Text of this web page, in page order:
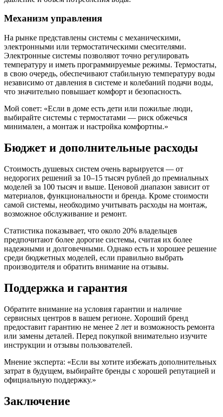
Механизм управления
На рынке представлены системы с механическими,
электронными или термостатическими смесителями.
Электронные системы позволяют точно регулировать
температуру и иметь программируемые режимы. Термостаты,
в свою очередь, обеспечивают стабильную температуру воды
независимо от давления в системе и колебаний подачи воды,
что значительно повышает комфорт и безопасность.
Мой совет: «Если в доме есть дети или пожилые люди,
выбирайте системы с термостатами — риск обжечься
минимален, а монтаж и настройка комфортны.»
Бюджет и дополнительные расходы
Стоимость душевых систем очень варьируется — от
недорогих решений за 10–15 тысяч рублей до премиальных
моделей за 100 тысяч и выше. Ценовой диапазон зависит от
материалов, функциональности и бренда. Кроме стоимости
самой системы, необходимо учитывать расходы на монтаж,
возможное обслуживание и ремонт.
Статистика показывает, что около 20% владельцев
предпочитают более дорогие системы, считая их более
надежными и долговечными. Однако есть и хорошее решение
среди бюджетных моделей, если правильно выбрать
производителя и обратить внимание на отзывы.
Поддержка и гарантия
Обратите внимание на условия гарантии и наличие
сервисных центров в вашем регионе. Хороший бренд
предоставит гарантию не менее 2 лет и возможность ремонта
или замены деталей. Перед покупкой внимательно изучите
инструкции и отзывы пользователей.
Мнение эксперта: «Если вы хотите избежать дополнительных
затрат в будущем, выбирайте бренды с хорошей репутацией и
официальную поддержку.»
Заключение